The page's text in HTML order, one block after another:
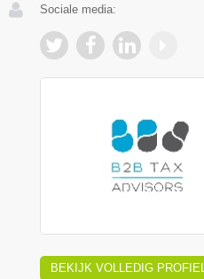
Sociale media:
BEKIJK VOLLEDIG PROFIEL